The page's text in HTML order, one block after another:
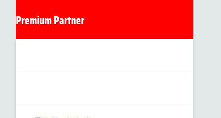
Premium Partner